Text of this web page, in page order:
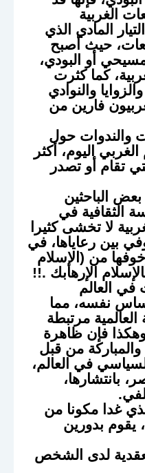
الغربية
المادي الذي
حيث أصبح
أو البودي،
كما كثرت
والنوادي
فارين من
والندوات حول
اليوم، أكثر
تقام أو تصدر
الباحثين
الثقافية في
لا تخشى كثيرا
بين رعاياها، في
من (الإسلام
الإرهابك .!!
العالم
نفسه، مما
مرتبطة
وهكذا فإن ظاهرة
من قبل
في العالم،
بانتشارها،
غدا مكونا من
يقوم بدورين
لدى الشخص